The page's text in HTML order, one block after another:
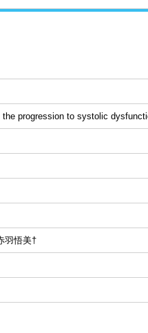
progression to systolic
羽悟美†